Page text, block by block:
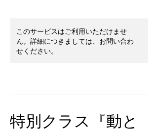
このサービスはご利用いただけませ
ん。詳細につきましては、お問い合わ
せください。
特別クラス『動と